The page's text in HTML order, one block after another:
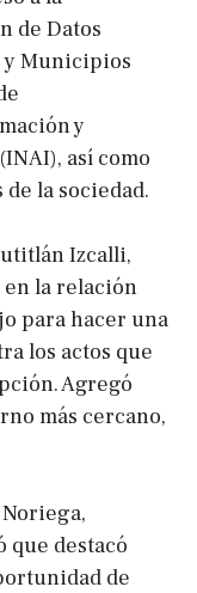
de Datos
y Municipios
y
así como
la sociedad.
Izcalli,
en la relación
para hacer una
los actos que
Agregó
más cercano,
que destacó
de